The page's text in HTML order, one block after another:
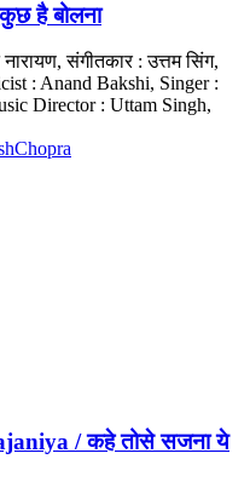
है बोलना
संगीतकार : उत्तम सिंग,
: Anand Bakshi, Singer :
Director : Uttam Singh,
/ कहे तोसे सजना ये